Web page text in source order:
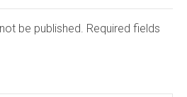
be published. Required fields